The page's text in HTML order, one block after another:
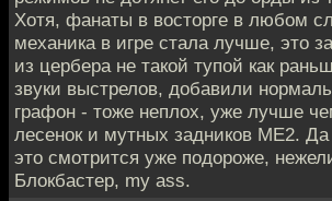
Хотя, фанаты в восторге в любом
механика в игре стала лучше, это
из цербера не такой тупой как
звуки выстрелов, добавили
графон - тоже неплох, уже лучше
лесенок и мутных задников ME2.
это смотрится уже подороже,
Блокбастер, my ass.